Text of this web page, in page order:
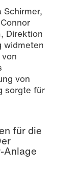
Direktion
widmeten
von
sorgte für
für die
Anlage